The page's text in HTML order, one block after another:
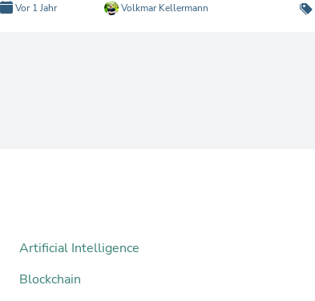
Vor 1 Jahr Volkmar Kellermann
Artificial Intelligence
Blockchain